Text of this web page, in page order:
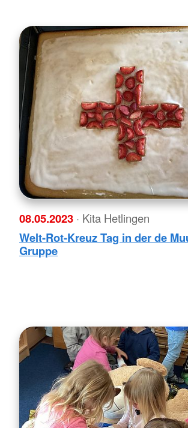
08.05.2023 · Kita Hetlingen
Welt-Rot-Kreuz Tag in der de
Gruppe